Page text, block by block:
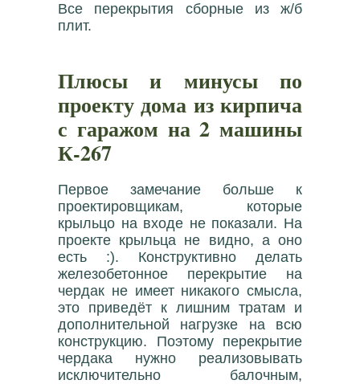
Все перекрытия сборные из ж/б
плит.
Плюсы и минусы по
проекту дома из кирпича
с гаражом на 2 машины
К-267
Первое замечание больше к
проектировщикам, которые
крыльцо на входе не показали. На
проекте крыльца не видно, а оно
есть :). Конструктивно делать
железобетонное перекрытие на
чердак не имеет никакого смысла,
это приведёт к лишним тратам и
дополнительной нагрузке на всю
конструкцию. Поэтому перекрытие
чердака нужно реализовывать
исключительно балочным,